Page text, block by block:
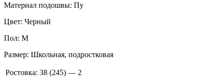
Материал подошвы: Пу
Цвет: Черный
Пол: М
Размер: Школьная, подростковая
Ростовка: 38 (245) — 2